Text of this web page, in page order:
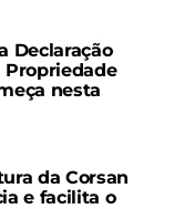
Declaração
Propriedade
nesta
da Corsan
e facilita o